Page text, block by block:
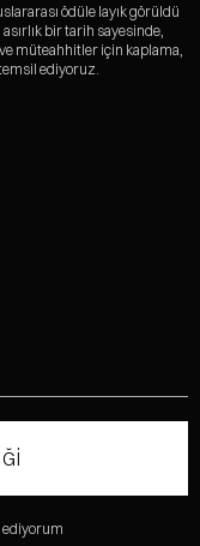
ödüle layık görüldü
bir tarih sayesinde,
müteahhitler için kaplama,
ediyoruz.
ediyorum